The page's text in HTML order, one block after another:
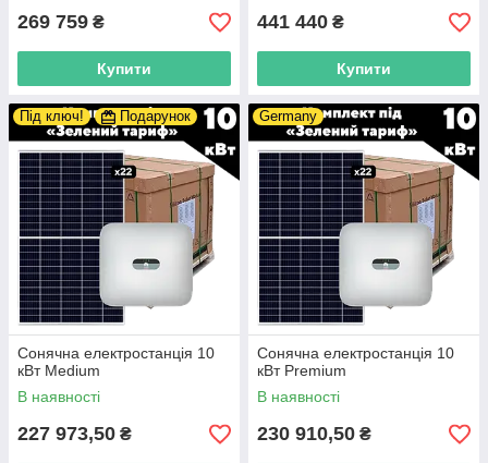
269 759 ₴
Купити
441 440 ₴
Купити
Під ключ! Подарунок
Сонячна електростанція 10
кВт Medium
В наявності
227 973,50 ₴
Germany
Сонячна електростанція 10
кВт Premium
В наявності
230 910,50 ₴